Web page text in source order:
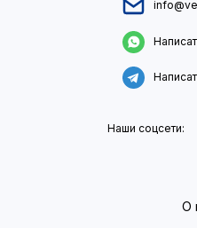
Наши соцсети:
О